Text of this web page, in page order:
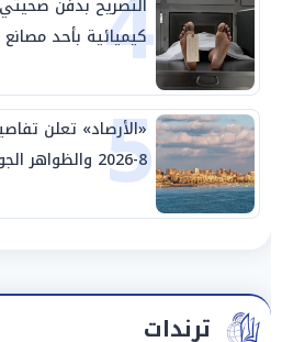
كيميائية بأحد مصانع
5
8-2026 والظواهر الجوية
ترندات